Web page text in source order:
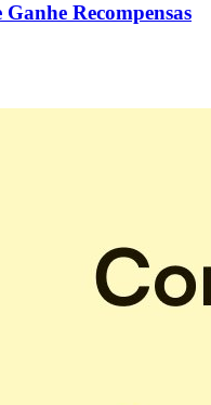
Recompensas